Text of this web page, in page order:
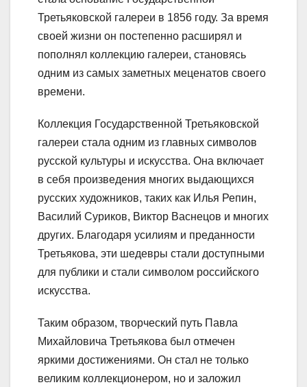
Третьяковской галереи в 1856 году. За время
своей жизни он постепенно расширял и
пополнял коллекцию галереи, становясь
одним из самых заметных меценатов своего
времени.
Коллекция Государственной Третьяковской
галереи стала одним из главных символов
русской культуры и искусства. Она включает
в себя произведения многих выдающихся
русских художников, таких как Илья Репин,
Василий Суриков, Виктор Васнецов и многих
других. Благодаря усилиям и преданности
Третьякова, эти шедевры стали доступными
для публики и стали символом российского
искусства.
Таким образом, творческий путь Павла
Михайловича Третьякова был отмечен
яркими достижениями. Он стал не только
великим коллекционером, но и заложил